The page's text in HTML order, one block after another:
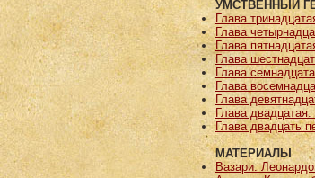
УМСТВЕННЫЙ
Глава
Глава
Глава
Глава
Глава
Глава
Глава
Глава
Глава двадцать
МАТЕРИАЛЫ
Вазари.